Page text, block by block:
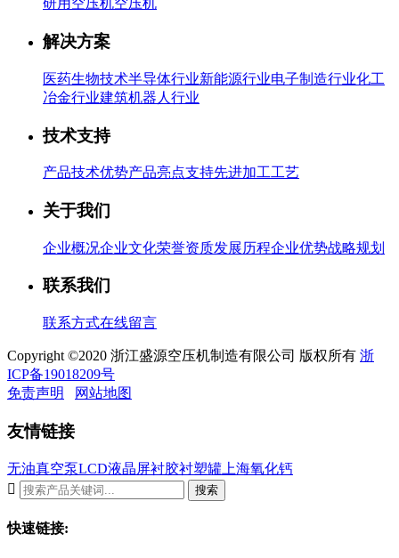
研用空压机空压机
解决方案
医药生物技术半导体行业新能源行业电子制造行业化工
冶金行业建筑机器人行业
技术支持
产品技术优势产品亮点支持先进加工工艺
关于我们
企业概况企业文化荣誉资质发展历程企业优势战略规划
联系我们
联系方式在线留言
Copyright ©2020 浙江盛源空压机制造有限公司 版权所有 浙
ICP备19018209号
免责声明
网站地图
友情链接
无油真空泵LCD液晶屏衬胶衬塑罐 上海氧化钙

搜索
快速链接: